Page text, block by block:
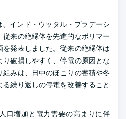
、インド・ウッタル・プラデーシ
従来の絶縁体を先進的なポリマー
発表しました。従来の絶縁体は
破損しやすく、停電の原因とな
組みは、日中のほこりの蓄積や冬
繰り返しの停電を改善すること
口増加と電力需要の高まりに伴